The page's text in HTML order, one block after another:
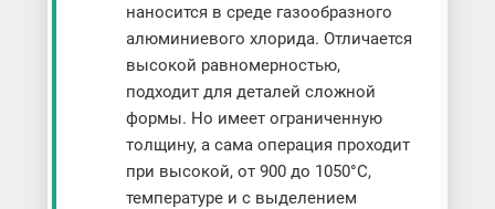
наносится в среде газообразного
алюминиевого хлорида. Отличается
высокой равномерностью,
подходит для деталей сложной
формы. Но имеет ограниченную
толщину, а сама операция проходит
при высокой, от 900 до 1050°C,
температуре и с выделением